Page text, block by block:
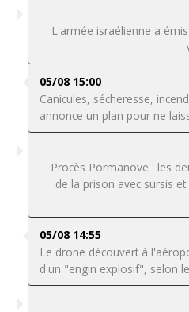
L'armée israélienne a
05/08 15:00
Canicules, sécheresse,
annonce un plan pour ne
Procès Pormanove : les
de la prison avec sursis
05/08 14:55
Le drone découvert à
d'un "engin explosif", selon